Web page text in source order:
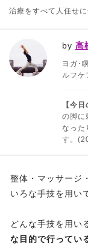
治療をすべて人任せ
by 高
ヨガ･
ルフケ
【今日
の脚に
なった
す。
整体・マッサージ
いろな手技を用い
どんな手技を用い
な目的で行ってい